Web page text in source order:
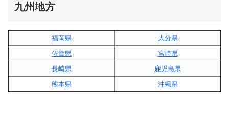
九州地方
福岡県
大分県
佐賀県
宮崎県
長崎県
鹿児島県
熊本県
沖縄県